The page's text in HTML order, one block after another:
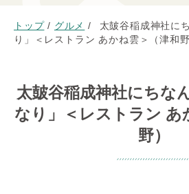
トップ / グルメ /
太皷谷稲成神社に
り」＜レストラン あかね雲＞（津和野
太皷谷稲成神社にちな
なり」＜レストラン あ
野）